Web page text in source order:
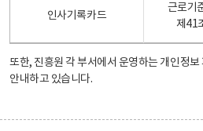
인사기록카드
근로기
제41
또한, 진흥원 각 부서에서 운영하는 개인정보
안내하고 있습니다.